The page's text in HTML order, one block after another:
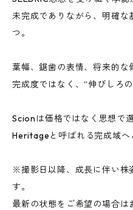
未完成でありながら、明確
つ。
葉幅、鋸歯の表情、将来的な
完成度ではなく、“伸びしろの
Scionは価格ではなく思想で選
Heritageと呼ばれる完成域へ
※撮影日以降、成長に伴い株
す。
最新の状態をご希望の場合は